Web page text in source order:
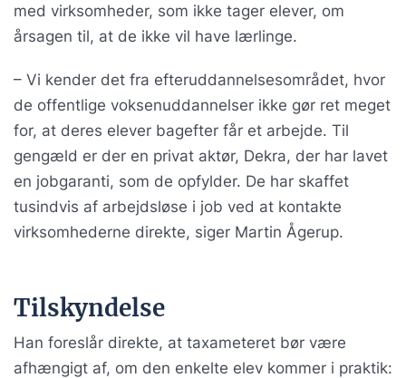
med virksomheder, som ikke tager elever, om
årsagen til, at de ikke vil have lærlinge.
– Vi kender det fra efteruddannelsesområdet, hvor
de offentlige voksenuddannelser ikke gør ret meget
for, at deres elever bagefter får et arbejde. Til
gengæld er der en privat aktør, Dekra, der har lavet
en jobgaranti, som de opfylder. De har skaffet
tusindvis af arbejdsløse i job ved at kontakte
virksomhederne direkte, siger Martin Ågerup.
Tilskyndelse
Han foreslår direkte, at taxameteret bør være
afhængigt af, om den enkelte elev kommer i praktik: